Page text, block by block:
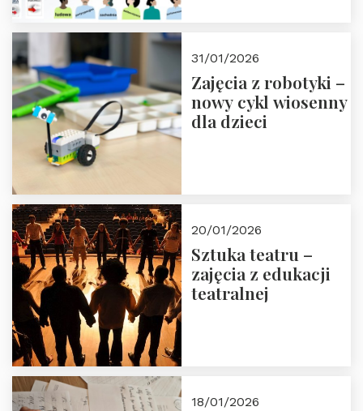
31/01/2026
Zajęcia z robotyki –
nowy cykl wiosenny
dla dzieci
20/01/2026
Sztuka teatru –
zajęcia z edukacji
teatralnej
18/01/2026